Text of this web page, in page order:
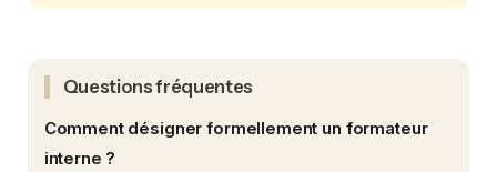
Questions fréquentes
Comment désigner formellement un formateur
interne ?